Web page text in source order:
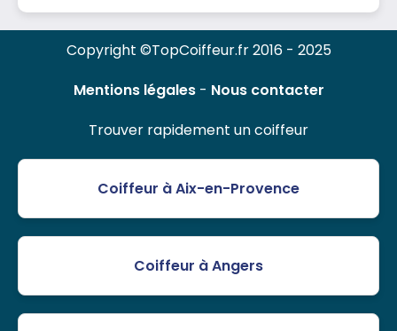
Copyright ©TopCoiffeur.fr 2016 - 2025
Mentions légales- Nous contacter
Trouver rapidement un coiffeur
Coiffeur à Aix-en-Provence
Coiffeur à Angers